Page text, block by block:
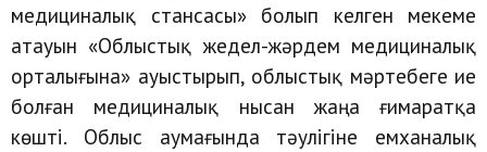
медициналық стансасы» болып келген мекеме
атауын «Облыстық жедел-жәрдем медициналық
орталығына» ауыстырып, облыстық мәртебеге ие
болған медициналық нысан жаңа ғимаратқа
көшті. Облыс аумағында тәулігіне емханалық